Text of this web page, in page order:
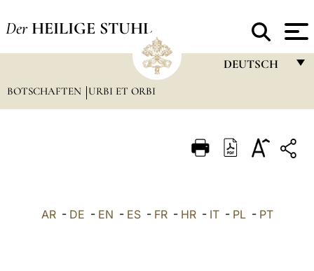
Der HEILIGE STUHL
DEUTSCH
ITALIANO
BOTSCHAFTEN URBI ET ORBI
AR- DE - EN - ES- FR- HR- IT- PL- PT